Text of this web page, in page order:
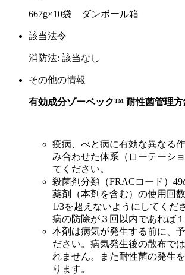
667g×10袋 ダンボール箱
該当法令
消防法: 該当なし
その他の情報
有効成分ゾーベック™ 耐性菌管理方
疫病、べと病に有効な異なる
み合わせた体系（ローテーシ
てください。
殺菌剤分類（FRACコード）
薬剤（本剤を含む）の使用回
1/3を超えないようにしてくだ
病の防除が３回以内であれば１
本剤は病気が発生する前に、
ださい。病気発生後の散布で
れません。また耐性菌の発生
ります。